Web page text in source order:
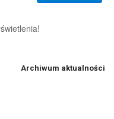
Archiwum aktualności